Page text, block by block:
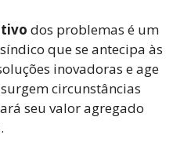
dos problemas é um
que se antecipa às
inovadoras e age
circunstâncias
seu valor agregado